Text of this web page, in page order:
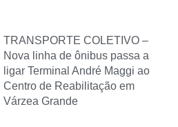
TRANSPORTE COLETIVO –
Nova linha de ônibus passa a
ligar Terminal André Maggi ao
Centro de Reabilitação em
Várzea Grande